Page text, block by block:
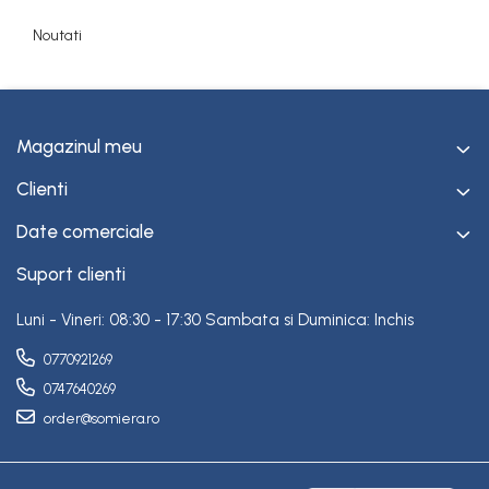
Rotile
Noutati
Magazinul meu
Clienti
Date comerciale
Suport clienti
Luni - Vineri: 08:30 - 17:30 Sambata si Duminica: Inchis
0770921269
0747640269
order@somiera.ro